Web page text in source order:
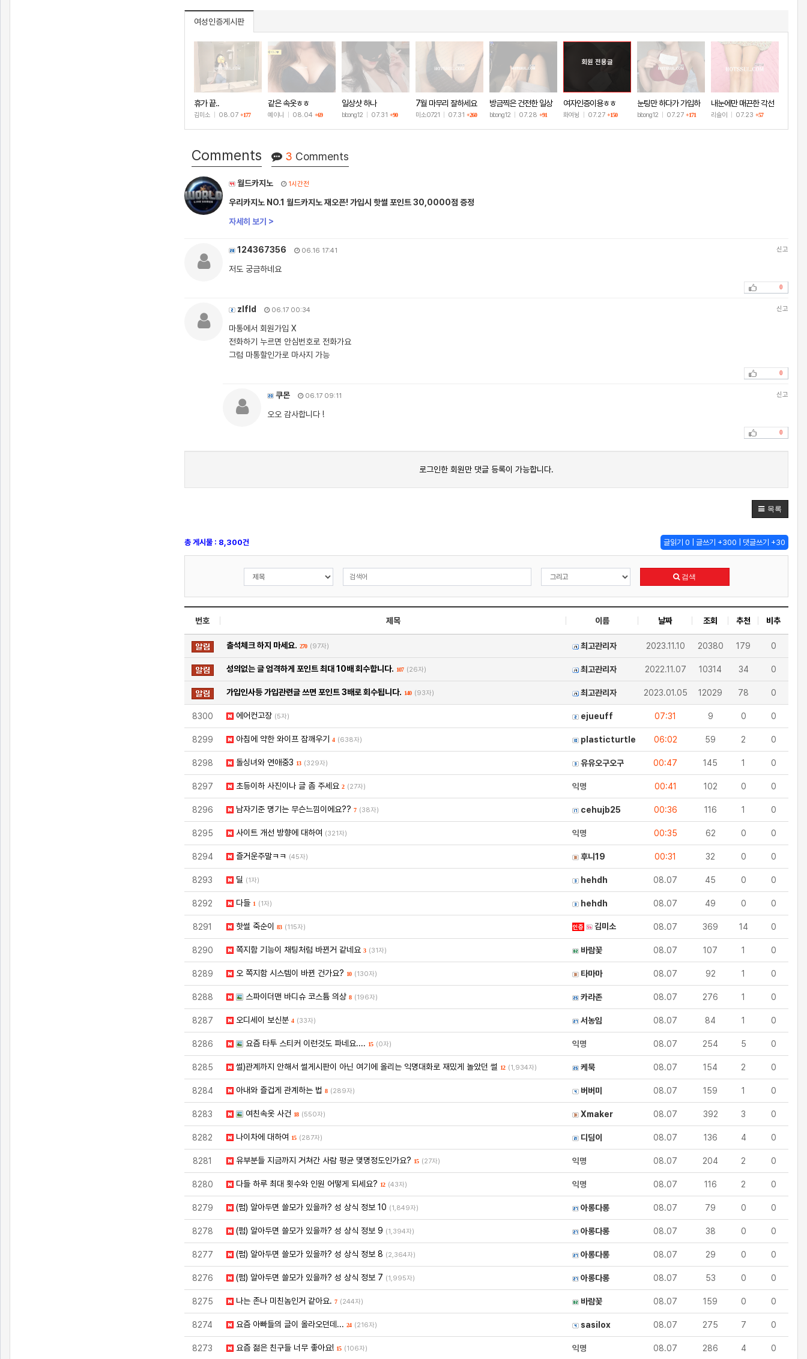
여성인증게시판
휴가 끝..
김미소 08.07 +177
같은 속옷ㅎㅎ
예이니 08.04 +69
일상샷 하나
bbong12 07.31 +90
7월 마무리 잘하세요
🫶
미소0721 07.31 +260
방금찍은 건전한 일상
샷
bbong12 07.28 +91
회원 전용글
여자인증이용ㅎㅎ
화여뉭 07.27 +150
눈팅만 하다가 가입하
고 인증!
bbong12 07.27 +171
내눈에만 매끈한 각선
미
리슬이 07.23 +57
Comments 3 Comments
월드카지노 1시간전
우리카지노 NO.1 월드카지노 재오픈! 가입시 핫썰 포인트 30,0000점 증정
자세히 보기 >
124367356 06.16 17:41 신고
저도 궁금하네요
0
zlfld 06.17 00:34 신고
마통에서 회원가입 X
전화하기 누르면 안심번호로 전화가요
그럼 마통할인가로 마사지 가능
0
쿠몬 06.17 09:11 신고
오오 감사합니다 !
0
로그인한 회원만 댓글 등록이 가능합니다.
목록
글읽기 0 | 글쓰기 +300 | 댓글쓰기 +30
총 게시물 : 8,300건
검색
번호 제목 이름 날짜 조회 추천 비추
출석체크 하지 마세요. 270 (97자) 최고관리자 2023.11.10 20380 179 0
성의없는 글 엄격하게 포인트 최대 10배 회수합니다. 107 (26자) 최고관리자 2022.11.07 10314 34 0
가입인사등 가입관련글 쓰면 포인트 3배로 회수됩니다. 140 (93자) 최고관리자 2023.01.05 12029 78 0
8300 에어컨고장 (5자) ejueuff 07:31 9 0 0
8299 아침에 약한 와이프 잠깨우기 4 (638자) plasticturtle 06:02 59 2 0
8298 돌싱녀와 연애중3 13 (329자) 유유오구오구 00:47 145 1 0
8297 초등이하 사진이나 글 좀 주세요 2 (27자) 익명 00:41 102 0 0
8296 남자기준 명기는 무슨느낌이에요?? 7 (38자) cehujb25 00:36 116 1 0
8295 사이트 개선 방향에 대하여 (321자) 익명 00:35 62 0 0
8294 즐거운주말ㅋㅋ (45자) 후니19 00:31 32 0 0
8293 딜 (1자) hehdh 08.07 45 0 0
8292 다들 1 (1자) hehdh 08.07 49 0 0
8291 핫썰 죽순이 83 (115자) 인증 김미소 08.07 369 14 0
8290 쪽지함 기능이 채팅처럼 바뀐거 같네요 3 (31자) 바람꽃 08.07 107 1 0
8289 오 쪽지함 시스템이 바뀐 건가요? 10 (130자) 타마마 08.07 92 1 0
8288 스파이더맨 바디슈 코스튬 의상 8 (196자) 카라존 08.07 276 1 0
8287 오디세이 보신분 4 (33자) 서농임 08.07 84 1 0
8286 요즘 타투 스티커 이런것도 파네요.... 15 (0자) 익명 08.07 254 5 0
8285 썰)관계까지 안해서 썰게시판이 아닌 여기에 올리는 익명대화로 재밌게 놀았던 썰 12 (1,934자) 케묵 08.07 154 2 0
8284 아내와 즐겁게 관계하는 법 8 (289자) 버버미 08.07 159 1 0
8283 여친속옷 사건 18 (550자) Xmaker 08.07 392 3 0
8282 나이차에 대하여 15 (287자) 디딤이 08.07 136 4 0
8281 유부분들 지금까지 거쳐간 사람 평균 몇명정도인가요? 15 (27자) 익명 08.07 204 2 0
8280 다들 하루 최대 횟수와 인원 어떻게 되세요? 12 (43자) 익명 08.07 116 2 0
8279 (펌) 알아두면 쓸모가 있을까? 성 상식 정보 10 (1,849자) 아롱다롱 08.07 79 0 0
8278 (펌) 알아두면 쓸모가 있을까? 성 상식 정보 9 (1,394자) 아롱다롱 08.07 38 0 0
8277 (펌) 알아두면 쓸모가 있을까? 성 상식 정보 8 (2,364자) 아롱다롱 08.07 29 0 0
8276 (펌) 알아두면 쓸모가 있을까? 성 상식 정보 7 (1,995자) 아롱다롱 08.07 53 0 0
8275 나는 존나 미친놈인거 같아요. 7 (244자) 바람꽃 08.07 159 0 0
8274 요즘 아빠들의 글이 올라오던데... 24 (216자) sasilox 08.07 275 7 0
8273 요즘 젊은 친구들 너무 좋아요! 15 (106자) 익명 08.07 286 4 0